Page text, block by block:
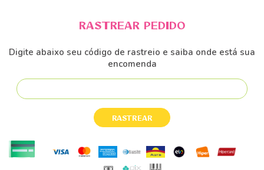
RASTREAR PEDIDO
Digite abaixo seu código de rastreio e saiba onde está sua
encomenda